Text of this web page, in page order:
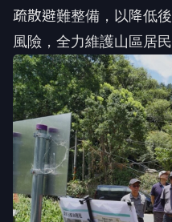
疏散避難整備，以降低
風險，全力維護山區居